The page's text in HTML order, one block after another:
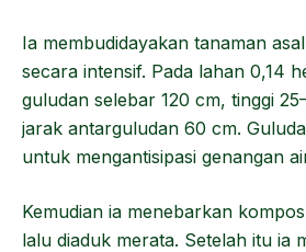
Ia membudidayakan tanaman
secara intensif. Pada lahan 0,14
guludan selebar 120 cm, tinggi
jarak antarguludan 60 cm.
untuk mengantisipasi genangan
Kemudian ia menebarkan
lalu diaduk merata. Setelah itu ia